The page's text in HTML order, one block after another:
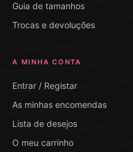
Guia de tamanhos
Trocas e devoluções
A MINHA CONTA
Entrar / Registar
As minhas encomendas
Lista de desejos
O meu carrinho